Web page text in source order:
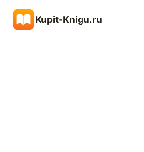
содержимому
Kupit-Knigu.ru